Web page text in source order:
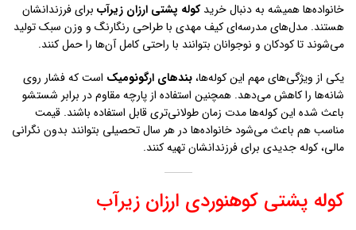
خانواده‌ها همیشه به دنبال خریدکوله پشتی ارزان زيرآب برای فرزندانشان
هستند. مدل‌های مدرسه‌ای کیف مهدی با طراحی رنگارنگ و وزن سبک تولید
می‌شوند تا کودکان و نوجوانان بتوانند با راحتی کامل آن‌ها را حمل کنند.
یکی از ویژگی‌های مهم این کوله‌ها،بندهای ارگونومیک است که فشار روی
شانه‌ها را کاهش می‌دهد. همچنین استفاده از پارچه مقاوم در برابر شستشو
باعث شده این کوله‌ها مدت زمان طولانی‌تری قابل استفاده باشند. قیمت
مناسب هم باعث می‌شود خانواده‌ها در هر سال تحصیلی بتوانند بدون نگرانی
مالی، کوله جدیدی برای فرزندانشان تهیه کنند.
کوله پشتی کوهنوردی ارزان زيرآب